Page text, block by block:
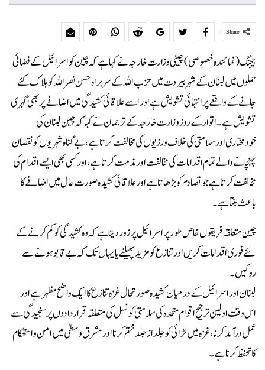
Share
بیجنگ (نمائندہ خصوصی) چینی وزارت خارجہ نے کہا ہے کہ چین کو اسرائیل کے فضائی
حملوں میں لبنان کے شہر بیروت میں حزب اللہ کے سربراہ حسن نصراللہ کو ہلاک کئے
جانے کے واقعے پر انتہائی تشویش ہے اور اسے علاقائی کشیدگی میں اضافے پر بھی گہری
تشویش ہے۔ اتوار کے روز وزارت خا رجہ کے تر جمان نے کہا کہ چین لبنان کی
خودمختاری اور سلامتی کی خلاف ورزیوں کی مخالفت کرتا ہے، بے گناہ شہریوں کو نقصان
پہنچانے والے تمام اقدامات کی مخالفت اور مذمت کرتا ہے، اور کسی بھی ایسے اقدام کی
مخالفت کرتا ہے جو تصادم کو بڑھاتا ہے اور علاقائی کشیدہ صورت حال میں اضافے کا
باعث بنتا ہے۔
چین متعلقہ فریقوں خاص طور پر اسرائیل پر زور دیتا ہے کہ وہ کشیدگی کو کم کرنے کے
لئے فوری اقدامات کریں اور تنازع کو مزید پھیلنے یا یہاں تک کہ بے قابو ہونے سے
روکیں۔
لبنان اور اسرائیل کے درمیان کشیدہ صورتحال غزہ تنازع کا ایک واضح مظہر ہے اور
اس وقت اولین ترجیح اقوام متحدہ کی سلامتی کونسل کی متعلقہ قراردادوں پر سنجیدگی سے
عمل درآمد کرنا، غزہ میں لڑائی کو جلد از جلد ختم کرنا اور مشرق وسطیٰ میں امن و استحکام
کا تحفظ کرنا ہے۔